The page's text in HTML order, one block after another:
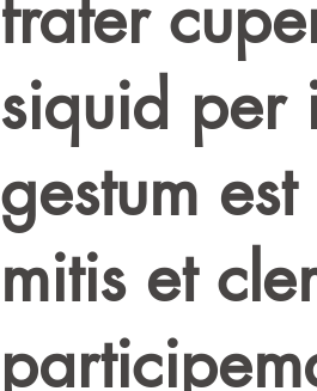
frater
siquid per
gestum
mitis et